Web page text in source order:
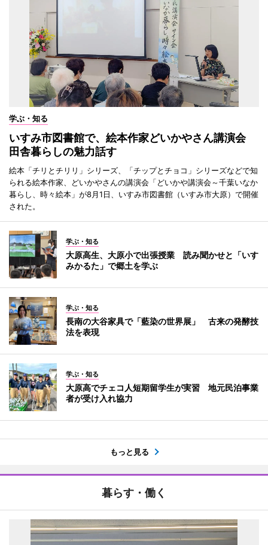
学ぶ・知る
いすみ市図書館で、絵本作家どいかやさん講演会
田舎暮らしの魅力話す
絵本「チリとチリリ」シリーズ、「チップとチョコ」シリーズなどで知
られる絵本作家、どいかやさんの講演会「どいかや講演会～千葉いなか
暮らし、時々絵本」が8月1日、いすみ市図書館（いすみ市大原）で開催
された。
学ぶ・知る
大原高生、大原小で出張授業 読み聞かせと「いす
みかるた」で郷土を学ぶ
学ぶ・知る
長南の大谷家具で「藍染の世界展」 古来の発酵技
法を表現
学ぶ・知る
大原高でチェコ人短期留学生が実習 地元民泊事業
者が受け入れ協力
もっと見る
暮らす・働く